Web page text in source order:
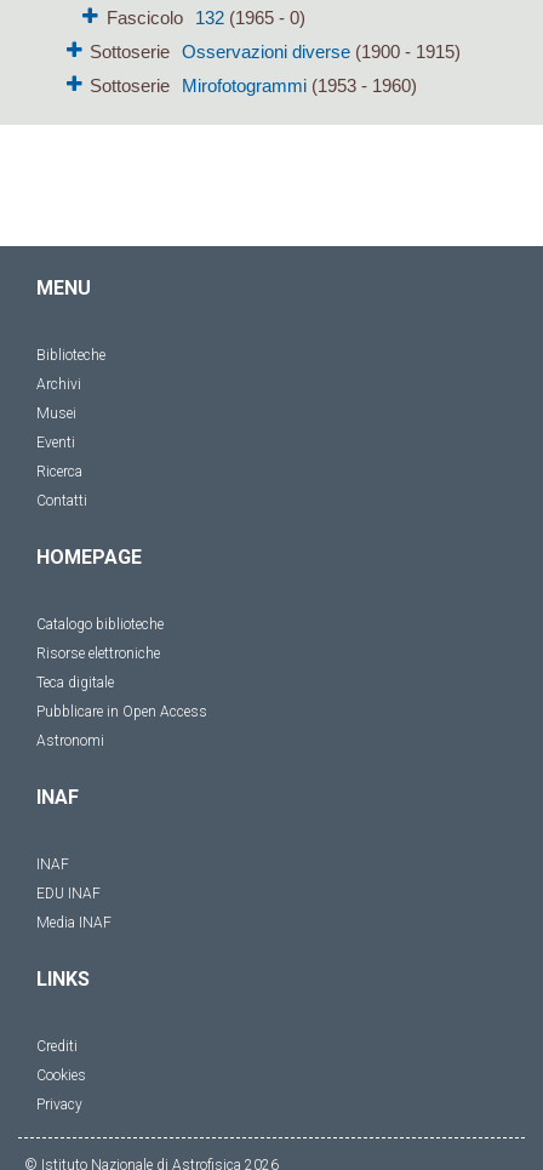
Fascicolo
132(1965 - 0)
Sottoserie
Osservazioni diverse (1900 - 1915)
Sottoserie
Mirofotogrammi (1953 - 1960)
MENU
Biblioteche
Archivi
Musei
Eventi
Ricerca
Contatti
HOMEPAGE
Catalogo biblioteche
Risorse elettroniche
Teca digitale
Pubblicare in Open Access
Astronomi
INAF
INAF
EDU INAF
Media INAF
LINKS
Crediti
Cookies
Privacy
© Istituto Nazionale di Astrofisica 2026